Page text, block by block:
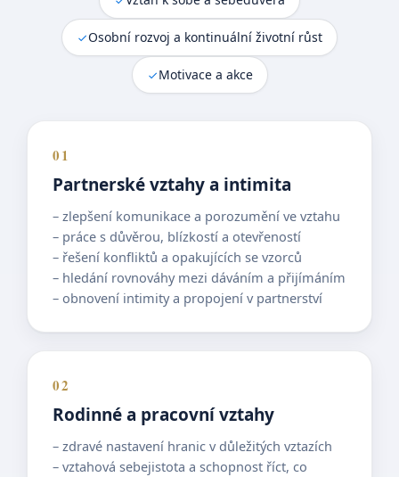
Osobní rozvoj a kontinuální životní růst
Motivace a akce
01
Partnerské vztahy a intimita
– zlepšení komunikace a porozumění ve vztahu
– práce s důvěrou, blízkostí a otevřeností
– řešení konfliktů a opakujících se vzorců
– hledání rovnováhy mezi dáváním a přijímáním
– obnovení intimity a propojení v partnerství
02
Rodinné a pracovní vztahy
– zdravé nastavení hranic v důležitých vztazích
– vztahová sebejistota a schopnost říct, co